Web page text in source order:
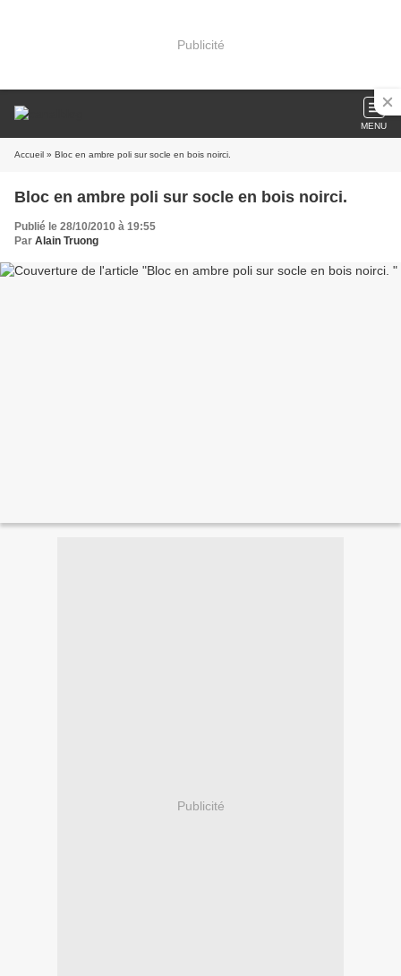
Publicité
MENU
Accueil » Bloc en ambre poli sur socle en bois noirci.
Bloc en ambre poli sur socle en bois noirci.
Publié le 28/10/2010 à 19:55
Par Alain Truong
Publicité